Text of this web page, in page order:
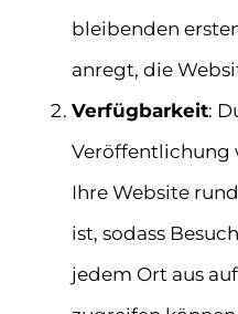
bleibenden
anregt, die
Verfügbarkeit:
Veröffentlichung
Ihre Website
ist, sodass
jedem Ort aus